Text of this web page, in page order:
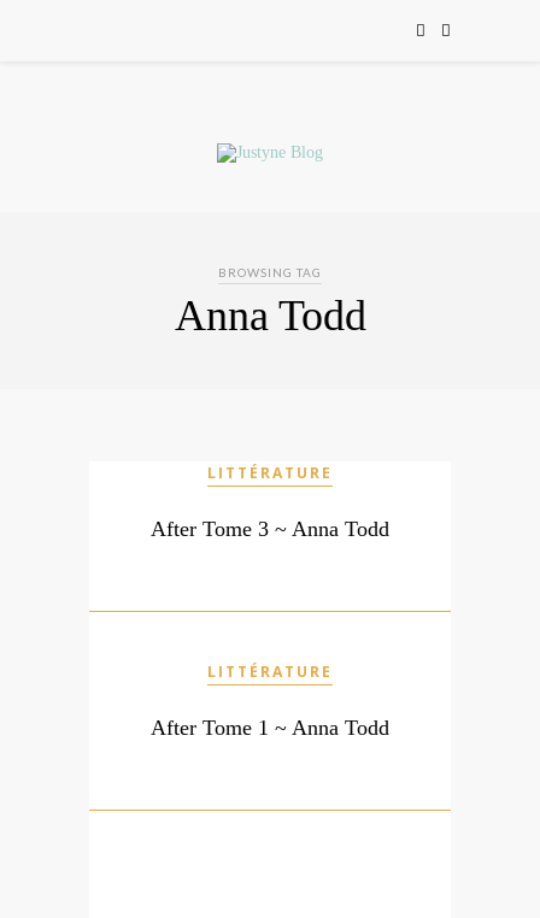
BROWSING TAG
Anna Todd
LITTÉRATURE
After Tome 3 ~ Anna Todd
LITTÉRATURE
After Tome 1 ~ Anna Todd